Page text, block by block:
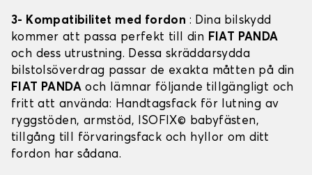
3- Kompatibilitet med fordon : Dina bilskydd
kommer att passa perfekt till din FIAT PANDA
och dess utrustning. Dessa skräddarsydda
bilstolsöverdrag passar de exakta måtten på din
FIAT PANDA och lämnar följande tillgängligt och
fritt att använda: Handtagsfack för lutning av
ryggstöden, armstöd, ISOFIX© babyfästen,
tillgång till förvaringsfack och hyllor om ditt
fordon har sådana.